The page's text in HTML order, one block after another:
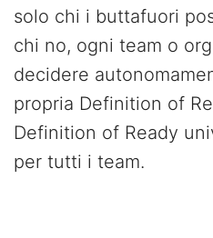
solo chi i buttafuori
chi no, ogni team o
decidere
propria Definition of
Definition of Ready
per tutti i team.